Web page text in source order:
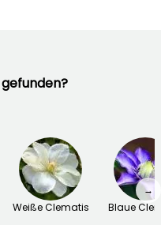
Weiße Clematis Blaue
→